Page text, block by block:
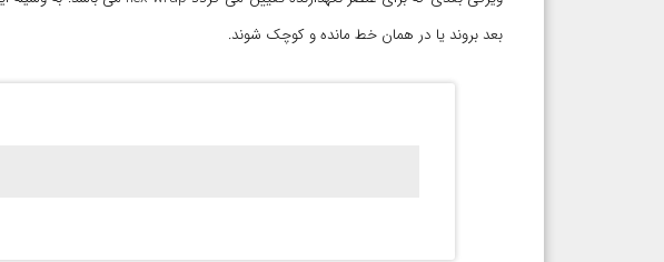
بعد بروند یا در همان خط مانده و کوچک شوند.